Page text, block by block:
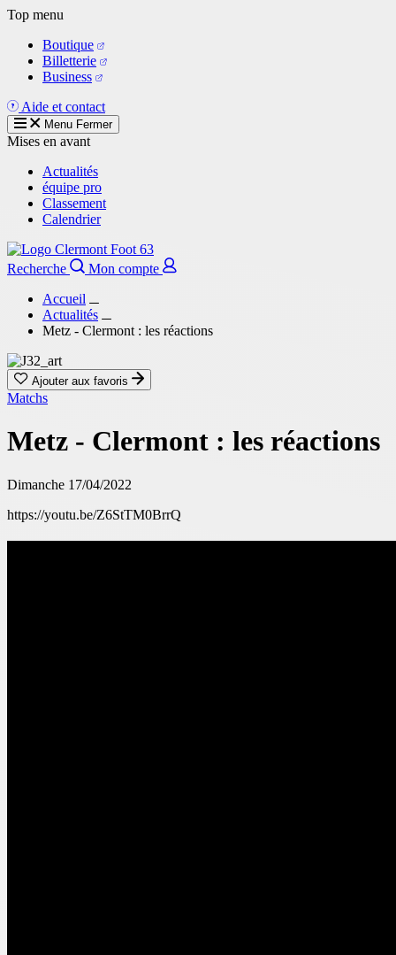
Aller
contenu
principal
Top menu
Boutique
Billetterie
Business
Aide et contact
Menu Fermer
Mises en avant
Actualités
équipe pro
Classement
Calendrier
Recherche
Mon compte
Accueil
Actualités
Metz - Clermont : les réactions
Ajouter aux favoris
Matchs
Metz - Clermont : les réactions
Dimanche 17/04/2022
https://youtu.be/Z6StTM0BrrQ